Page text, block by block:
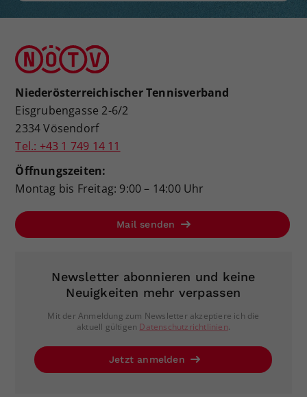
Niederösterreichischer Tennisverband
Eisgrubengasse 2-6/2
2334 Vösendorf
Tel.: +43 1 749 14 11
Öffnungszeiten:
Montag bis Freitag: 9:00 – 14:00 Uhr
Mail senden
Newsletter abonnieren und keine
Neuigkeiten mehr verpassen
Mit der Anmeldung zum Newsletter akzeptiere ich die
aktuell gültigen Datenschutzrichtlinien.
Jetzt anmelden